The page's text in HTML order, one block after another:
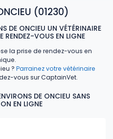
(01230)
DE ONCIEU UN VÉTÉRINAIRE
RENDEZ-VOUS EN LIGNE
la prise de rendez-vous en
? Parrainez votre vétérinaire
vous sur CaptainVet.
DE ONCIEU SANS
EN LIGNE